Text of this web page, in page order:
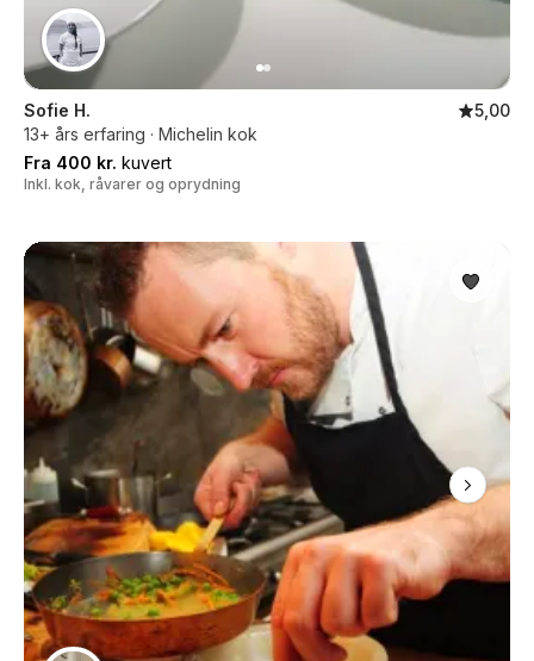
Sofie H.
5,00
13+ års erfaring · Michelin kok
Fra 400 kr. kuvert
Inkl. kok, råvarer og oprydning